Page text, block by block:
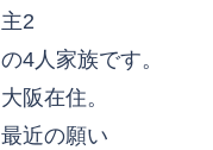
主2
の4人家族です。
大阪在住。
最近の願い